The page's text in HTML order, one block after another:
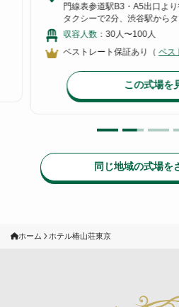
門線表参道駅B3・A5出口よ
タクシーで2分、渋谷駅から
収容人数：30人〜100人
ベストレート保証あり（ベス
この式場を
同じ地域の式場を
ホーム ホテル椿山荘東京